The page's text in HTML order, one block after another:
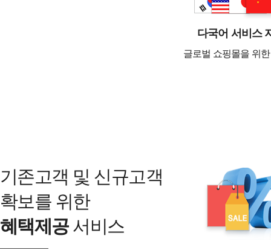
다국어 서비스
글로벌 쇼핑몰을 위
기존고객 및 신규고객
확보를 위한
혜택제공 서비스